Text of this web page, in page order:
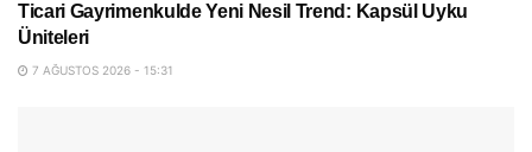
Ticari Gayrimenkulde Yeni Nesil Trend: Kapsül Uyku
Üniteleri
7 AĞUSTOS 2026 - 15:31